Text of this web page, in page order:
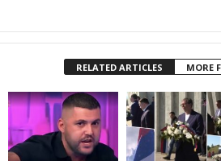
RELATED ARTICLES MORE